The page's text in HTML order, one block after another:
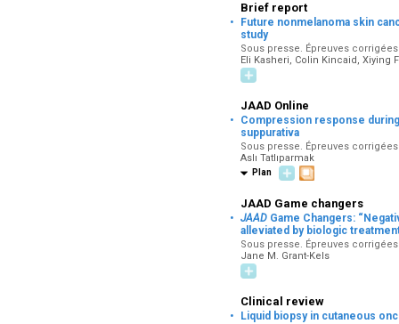
Brief report
·
Future nonmelanoma skin
study
Sous presse. Épreuves
Eli Kasheri, Colin Kincaid, Xiying
JAAD Online
·
Compression response
suppurativa
Sous presse. Épreuves
Aslı Tatlıparmak
Plan
JAAD Game changers
· JAAD Game Changers:
alleviated by biologic
Sous presse. Épreuves
Jane M. Grant-Kels
Clinical review
· Liquid biopsy in cutaneous